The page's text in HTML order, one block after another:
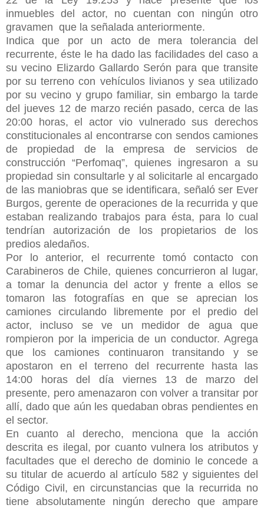
inmuebles del actor, no cuentan con ningún otro
gravamen que la señalada anteriormente.
Indica que por un acto de mera tolerancia del
recurrente, éste le ha dado las facilidades del caso a
su vecino Elizardo Gallardo Serón para que transite
por su terreno con vehículos livianos y sea utilizado
por su vecino y grupo familiar, sin embargo la tarde
del jueves 12 de marzo recién pasado, cerca de las
20:00 horas, el actor vio vulnerado sus derechos
constitucionales al encontrarse con sendos camiones
de propiedad de la empresa de servicios de
construcción “Perfomaq”, quienes ingresaron a su
propiedad sin consultarle y al solicitarle al encargado
de las maniobras que se identificara, señaló ser Ever
Burgos, gerente de operaciones de la recurrida y que
estaban realizando trabajos para ésta, para lo cual
tendrían autorización de los propietarios de los
predios aledaños.
Por lo anterior, el recurrente tomó contacto con
Carabineros de Chile, quienes concurrieron al lugar,
a tomar la denuncia del actor y frente a ellos se
tomaron las fotografías en que se aprecian los
camiones circulando libremente por el predio del
actor, incluso se ve un medidor de agua que
rompieron por la impericia de un conductor. Agrega
que los camiones continuaron transitando y se
apostaron en el terreno del recurrente hasta las
14:00 horas del día viernes 13 de marzo del
presente, pero amenazaron con volver a transitar por
allí, dado que aún les quedaban obras pendientes en
el sector.
En cuanto al derecho, menciona que la acción
descrita es ilegal, por cuanto vulnera los atributos y
facultades que el derecho de dominio le concede a
su titular de acuerdo al artículo 582 y siguientes del
Código Civil, en circunstancias que la recurrida no
tiene absolutamente ningún derecho que ampare